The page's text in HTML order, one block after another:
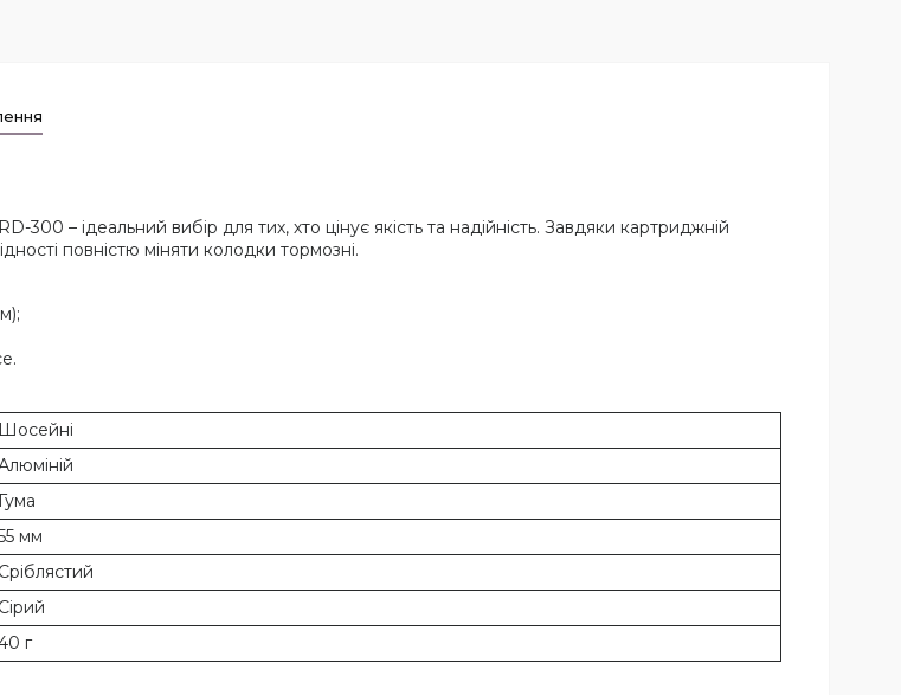
– ідеальний вибір для тих, хто цінує якість та надійність. Завдяки картриджній
повністю міняти колодки тормозні.
Шосейні
Гума
мм
Сріблястий
Сірий
г